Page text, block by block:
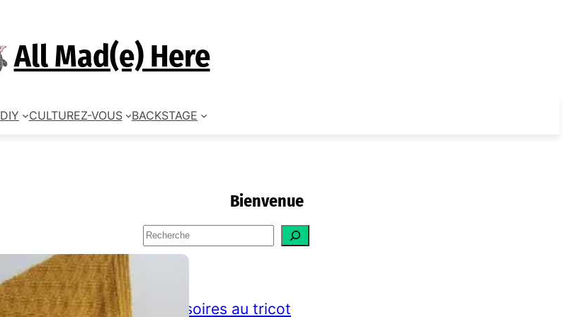
All Mad(e) Here
DIY CULTUREZ-VOUS BACKSTAGE
Bienvenue
S
e
accessoires au tricot